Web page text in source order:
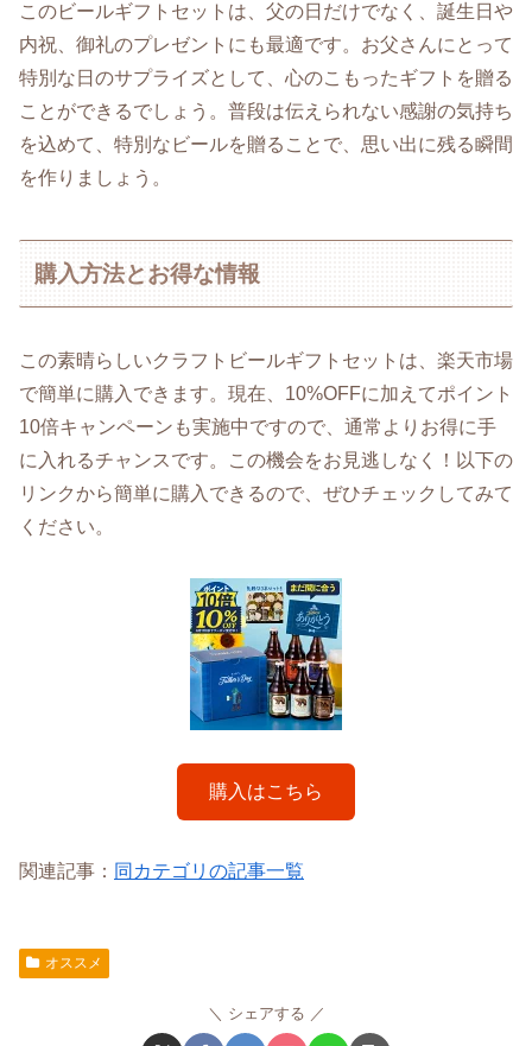
このビールギフトセットは、父の日だけでなく、誕生日や
内祝、御礼のプレゼントにも最適です。お父さんにとって
特別な日のサプライズとして、心のこもったギフトを贈る
ことができるでしょう。普段は伝えられない感謝の気持ち
を込めて、特別なビールを贈ることで、思い出に残る瞬間
を作りましょう。
購入方法とお得な情報
この素晴らしいクラフトビールギフトセットは、楽天市場
で簡単に購入できます。現在、10%OFFに加えてポイント
10倍キャンペーンも実施中ですので、通常よりお得に手
に入れるチャンスです。この機会をお見逃しなく！以下の
リンクから簡単に購入できるので、ぜひチェックしてみて
ください。
購入はこちら
関連記事： 同カテゴリの記事一覧
オススメ
シェアする